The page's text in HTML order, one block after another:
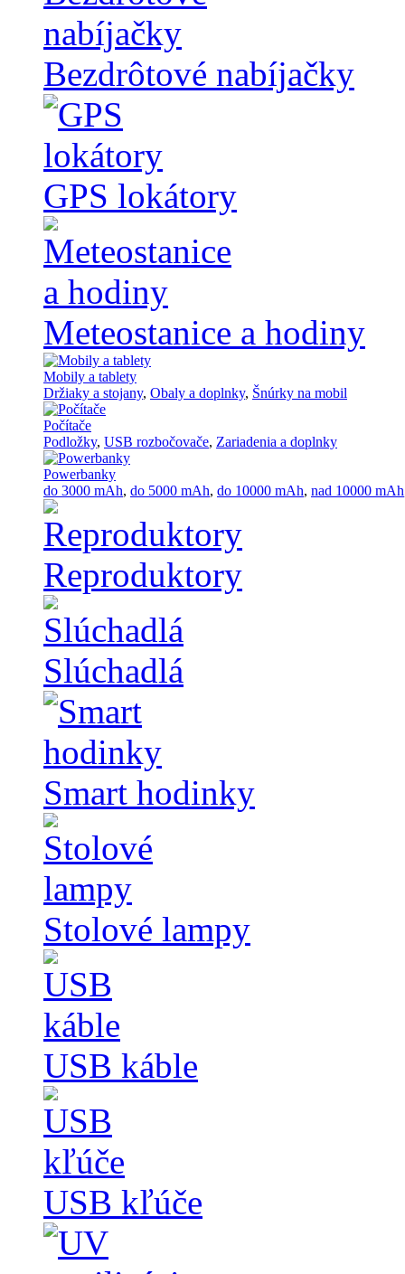
Bezdrôtové nabíjačky
GPS lokátory
Meteostanice a hodiny
Mobily a tablety
Držiaky a stojany, Obaly a doplnky, Šnúrky na mobil
Počítače
Podložky, USB rozbočovače, Zariadenia a doplnky
Powerbanky
do 3000 mAh, do 5000 mAh, do 10000 mAh, nad 10000 mAh
Reproduktory
Slúchadlá
Smart hodinky
Stolové lampy
USB káble
USB kľúče